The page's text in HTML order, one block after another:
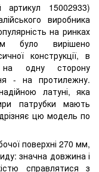
артикул 15002933)
виробника
на ринках
було вирішено
конструкції, в
одну сторону
- на протилежну.
латуні, яка
патрубки мають
цю модель по
поверхні 270 мм,
значна довжина і
справлятися з